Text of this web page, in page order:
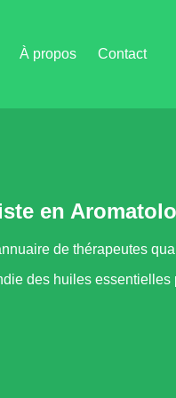
À propos Contact
en
de thérapeutes
des huiles essentielles